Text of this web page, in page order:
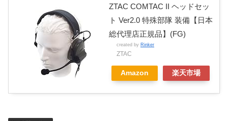
ZTAC COMTAC II ヘッドセッ
ト Ver2.0 特殊部隊 装備【日本
総代理店正規品】(FG)
created by Rinker
ZTAC
Amazon 楽天市場